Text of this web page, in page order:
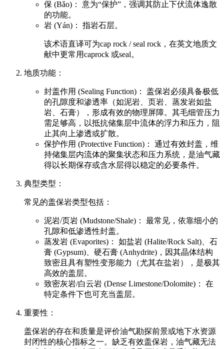
保 (Bǎo)： 意为“保护”，强调其防止下伏流体逸散
的功能。
岩 (Yán)： 指岩石层。
该术语直译可为cap rock / seal rock，在英文地质文
献中更常用caprock 或seal。
地质功能：
封盖作用 (Sealing Function)： 盖保岩必须具备极低
的孔隙度和渗透率（如泥岩、页岩、蒸发岩如盐
岩、石膏），形成有效的物理屏障。其毛细管压力
需足够高，以抵抗储集层中流体的浮力和压力，阻
止其向上渗透或扩散。
保护作用 (Protective Function)： 通过有效封盖，维
持储集层内流体的聚集状态和压力系统，是油气藏
得以长期保存或含水层得以稳定的必要条件。
典型类型：
常见的盖保岩类型包括：
泥岩/页岩 (Mudstone/Shale)： 最常见，依靠细小的
孔隙和低渗透性封盖。
蒸发岩 (Evaporites)： 如盐岩 (Halite/Rock Salt)、石
膏 (Gypsum)、硬石膏 (Anhydrite)，因其晶体结构
致密且具有塑性变形能力（尤其在盐岩），是极其
高效的盖层。
致密灰岩/白云岩 (Dense Limestone/Dolomite)： 在
特定条件下也可充当盖层。
重要性：
盖保岩的存在和质量是评价油气勘探前景或地下水资源
封闭性的核心指标之一。缺乏有效盖保岩，油气藏无法